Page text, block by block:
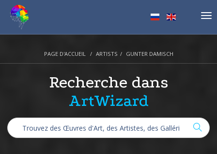
PAGE D'ACCUEIL ARTISTS GUNTER DAMISCH
Recherche dans
ArtWizard